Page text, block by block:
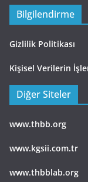
Bilgilendirme
Gizlilik Politikası
Kişisel Verilerin
Diğer Siteler
www.thbb.org
www.kgsii.com.tr
www.thbblab.org